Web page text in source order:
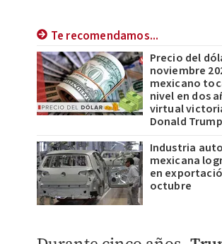
Te recomendamos...
Precio del
noviembre
mexicano
nivel en dos
virtual
Donald Trump
Industria
mexicana
en
octubre